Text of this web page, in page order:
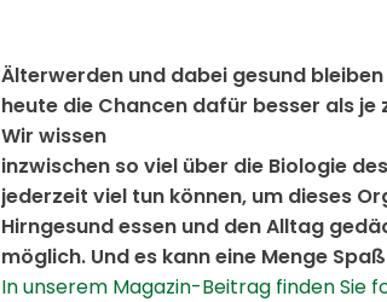
Älterwerden und dabei gesund
heute die Chancen dafür besser als
Wir wissen
inzwischen so viel über die Biologie
jederzeit viel tun können, um dieses
Hirngesund essen und den Alltag
möglich. Und es kann eine Menge
In unserem Magazin-Beitrag finden Sie